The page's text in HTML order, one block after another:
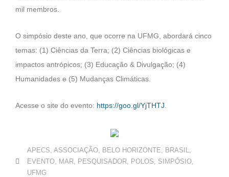
mil membros.
O simpósio deste ano, que ocorre na UFMG, abordará cinco
temas: (1) Ciências da Terra; (2) Ciências biológicas e
impactos antrópicos; (3) Educação & Divulgação; (4)
Humanidades e (5) Mudanças Climáticas.
Acesse o site do evento: https://goo.gl/YjTHTJ.
APECS, ASSOCIAÇÃO, BELO HORIZONTE, BRASIL,
EVENTO, MAR, PESQUISADOR, POLOS, SIMPÓSIO,
UFMG